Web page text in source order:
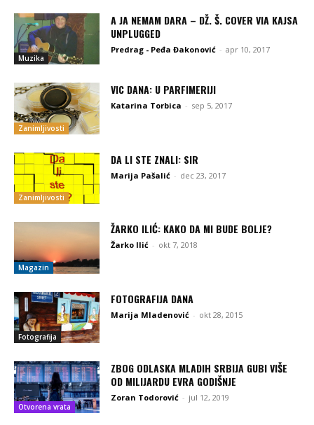
Muzika
A JA NEMAM DARA – DŽ. Š. COVER VIA KAJSA
UNPLUGGED
Predrag - Peđa Đakonović - apr 10, 2017
Zanimljivosti
VIC DANA: U PARFIMERIJI
Katarina Torbica - sep 5, 2017
Zanimljivosti
DA LI STE ZNALI: SIR
Marija Pašalić - dec 23, 2017
Magazin
ŽARKO ILIĆ: KAKO DA MI BUDE BOLJE?
Žarko Ilić - okt 7, 2018
Fotografija
FOTOGRAFIJA DANA
Marija Mladenović - okt 28, 2015
Otvorena vrata
ZBOG ODLASKA MLADIH SRBIJA GUBI VIŠE
OD MILIJARDU EVRA GODIŠNJE
Zoran Todorović - jul 12, 2019